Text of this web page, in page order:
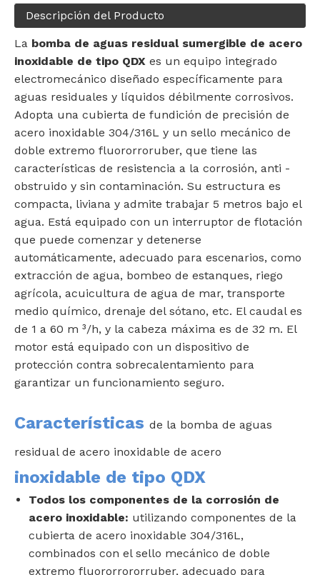
Descripción del Producto
La bomba de aguas residual sumergible de acero
inoxidable de tipo QDX es un equipo integrado
electromecánico diseñado específicamente para
aguas residuales y líquidos débilmente corrosivos.
Adopta una cubierta de fundición de precisión de
acero inoxidable 304/316L y un sello mecánico de
doble extremo fluororroruber, que tiene las
características de resistencia a la corrosión, anti -
obstruido y sin contaminación. Su estructura es
compacta, liviana y admite trabajar 5 metros bajo el
agua. Está equipado con un interruptor de flotación
que puede comenzar y detenerse
automáticamente, adecuado para escenarios, como
extracción de agua, bombeo de estanques, riego
agrícola, acuicultura de agua de mar, transporte
medio químico, drenaje del sótano, etc. El caudal es
de 1 a 60 m ³/h, y la cabeza máxima es de 32 m. El
motor está equipado con un dispositivo de
protección contra sobrecalentamiento para
garantizar un funcionamiento seguro.
Características de la bomba de aguas
residual de acero inoxidable de acero
inoxidable de tipo QDX
Todos los componentes de la corrosión de
acero inoxidable: utilizando componentes de la
cubierta de acero inoxidable 304/316L,
combinados con el sello mecánico de doble
extremo fluororrororruber, adecuado para